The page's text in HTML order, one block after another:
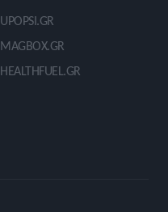
UPOPSI.GR
MAGBOX.GR
HEALTHFUEL.GR